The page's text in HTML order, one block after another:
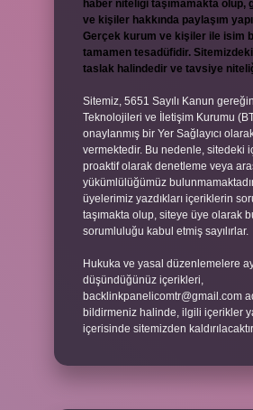
haber niteliği taşımamakta olup,
ve kişiler hakkında paylaşım
Gerçek kurum ve kişiler ile isim
tamamen tesadüfidir.
taslak halindedir ve tavsiye
Sitemiz, 5651 Sayılı Kanun
Teknolojileri ve İletişim Kurumu
onaylanmış bir Yer Sağlayıcı
vermektedir. Bu nedenle, sitedeki
proaktif olarak denetleme veya
yükümlülüğümüz
üyelerimiz yazdıkları içeriklerin
taşımakta olup, siteye üye olarak
sorumluluğu kabul etmiş sayılırlar.
Hukuka ve yasal düzenlemelere
düşündüğünüz içerikleri,
backlinkpanelicomtr@gmail.com
bildirmeniz halinde, ilgili içerikler
içerisinde sitemizden